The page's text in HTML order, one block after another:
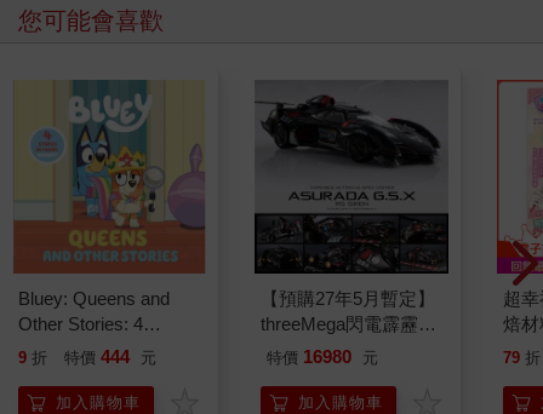
您可能會喜歡
Bluey: Queens and
Other Stories: 4
Stories in 1 Book.
9 折 特價 444 元
加入購物車
【預購27年5月暫定】
threeMega閃電霹靂車
VA Hi-SPEC UNITED
SIREN 黑色限定
特價 16980 元
加入購物車
超
焙
愛
79 折